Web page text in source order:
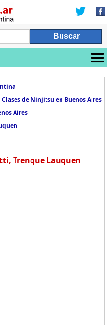
Clases de Ninjitsu en Buenos Aires
Aires
Trenque Lauquen